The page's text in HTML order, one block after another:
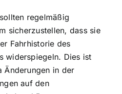
regelmäßig
sicherzustellen, dass sie
Fahrhistorie des
widerspiegeln. Dies ist
Änderungen in der
auf den